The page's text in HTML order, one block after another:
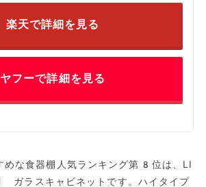
楽天で詳細を見る
ヤフーで詳細を見る
めな食器棚人気ランキング第8位は、LI
ラスキャビネットです。ハイタイプ